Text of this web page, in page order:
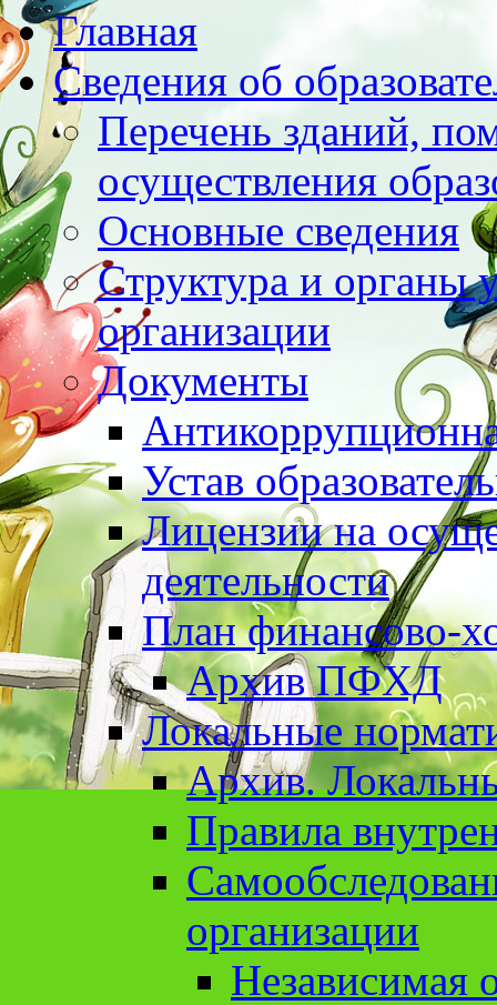
Главная
Сведения об
Перечень зданий,
осуществления
Основные сведения
Структура и органы
организации
Документы
Устав
Лицензии на
деятельности
План финансово-
Архив ПФХД
Локальные
Архив.
Правила
организации
Независимая